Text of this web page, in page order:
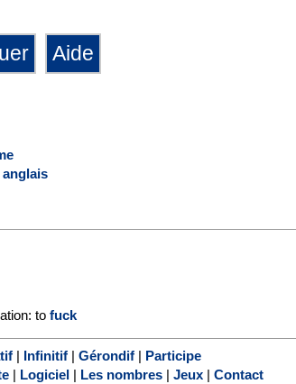
anglais
to fuck
| Infinitif| Gérondif| Participe
| Logiciel | Les nombres | Jeux | Contact